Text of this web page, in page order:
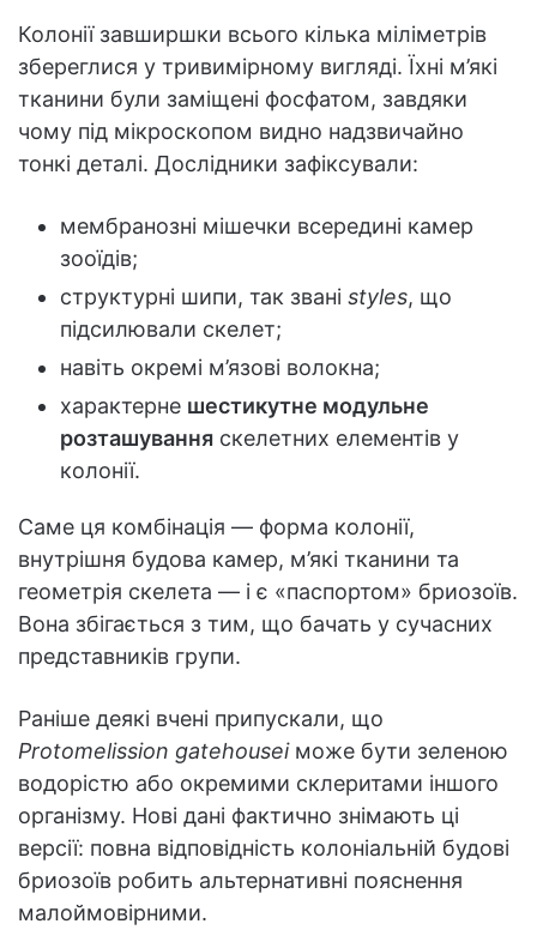
Колонії завширшки всього кілька міліметрів
збереглися у тривимірному вигляді. Їхні м’які
тканини були заміщені фосфатом, завдяки
чому під мікроскопом видно надзвичайно
тонкі деталі. Дослідники зафіксували:
мембранозні мішечки всередині камер
зооїдів;
структурні шипи, так звані styles, що
підсилювали скелет;
навіть окремі м’язові волокна;
характерне шестикутне модульне
розташування скелетних елементів у
колонії.
Саме ця комбінація — форма колонії,
внутрішня будова камер, м’які тканини та
геометрія скелета — і є «паспортом» бриозоїв.
Вона збігається з тим, що бачать у сучасних
представників групи.
Раніше деякі вчені припускали, що
Protomelission gatehouseiможе бути зеленою
водорістю або окремими склеритами іншого
організму. Нові дані фактично знімають ці
версії: повна відповідність колоніальній будові
бриозоїв робить альтернативні пояснення
малоймовірними.